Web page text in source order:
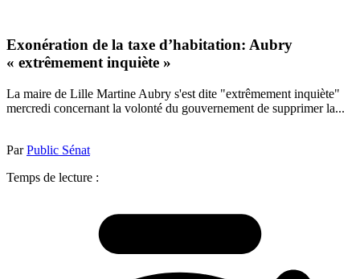
Exonération de la taxe d’habitation: Aubry
« extrêmement inquiète »
La maire de Lille Martine Aubry s'est dite "extrêmement inquiète"
mercredi concernant la volonté du gouvernement de supprimer la...
ParPublic Sénat
Temps de lecture :